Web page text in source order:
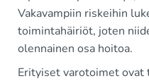
Vakavampiin riskeihin
toimintahäiriöt, joten
olennainen osa hoitoa.
Erityiset varotoimet ovat